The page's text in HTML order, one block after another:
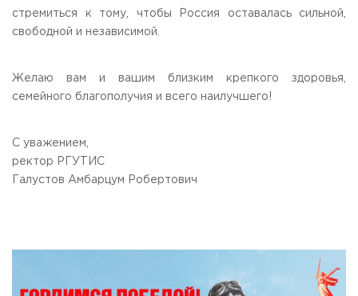
стремиться к тому, чтобы Россия оставалась сильной,
свободной и независимой.
Желаю вам и вашим близким крепкого здоровья,
семейного благополучия и всего наилучшего!
С уважением,
ректор РГУТИС
Галустов Амбарцум Робертович